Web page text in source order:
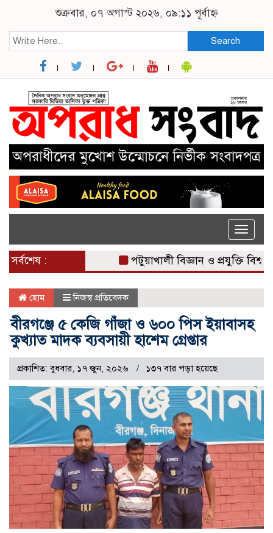
শুক্রবার, ০৭ অগাস্ট ২০২৬, ০৯:১১ পূর্বাহ্ন
Search
Toggle
সর্বশেষ : পটুয়াখালী বিজ্ঞান ও প্রযুক্তি
হোম নিজস্ব প্রতিবেদক
বীরগঞ্জে ৫ কেজি গাঁজা ও ৬০০ পিস ইয়াবাসহ
কুখ্যাত মাদক ব্যবসায়ী হাশেম গ্রেপ্তার
প্রকাশিত: বুধবার, ১৭ জুন, ২০২৬ ১৩৭ বার পড়া হয়েছে